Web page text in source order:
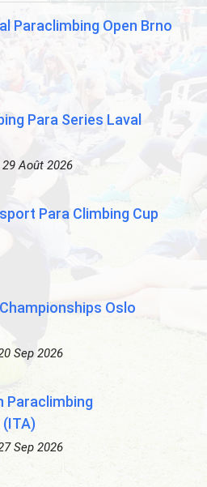
Paraclimbing Open Brno
Para Series Laval
Août 2026
Para Climbing Cup
Oslo
Sep 2026
Paraclimbing
Sep 2026